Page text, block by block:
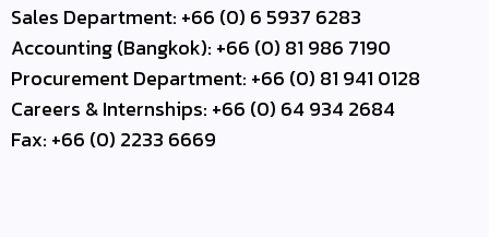
Sales Department: +66 (0) 6 5937 6283
Accounting (Bangkok): +66 (0) 81 986 7190
Procurement Department: +66 (0) 81 941 0128
Careers & Internships: +66 (0) 64 934 2684
Fax: +66 (0) 2233 6669